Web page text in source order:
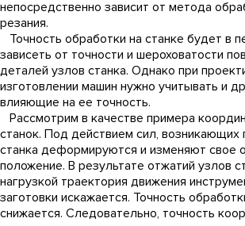
непосредственно зависит от метода
резания.
Точность обработки на станке будет в
зависеть от точности и шероховатости
деталей узлов станка. Однако при
изготовлении машин нужно учитывать и
влияющие на ее точность.
Рассмотрим в качестве примера
станок. Под действием сил, возникающих
станка деформируются и изменяют свое
положение. В результате отжатий узлов
нагрузкой траектория движения
заготовки искажается. Точность
снижается. Следовательно, точность